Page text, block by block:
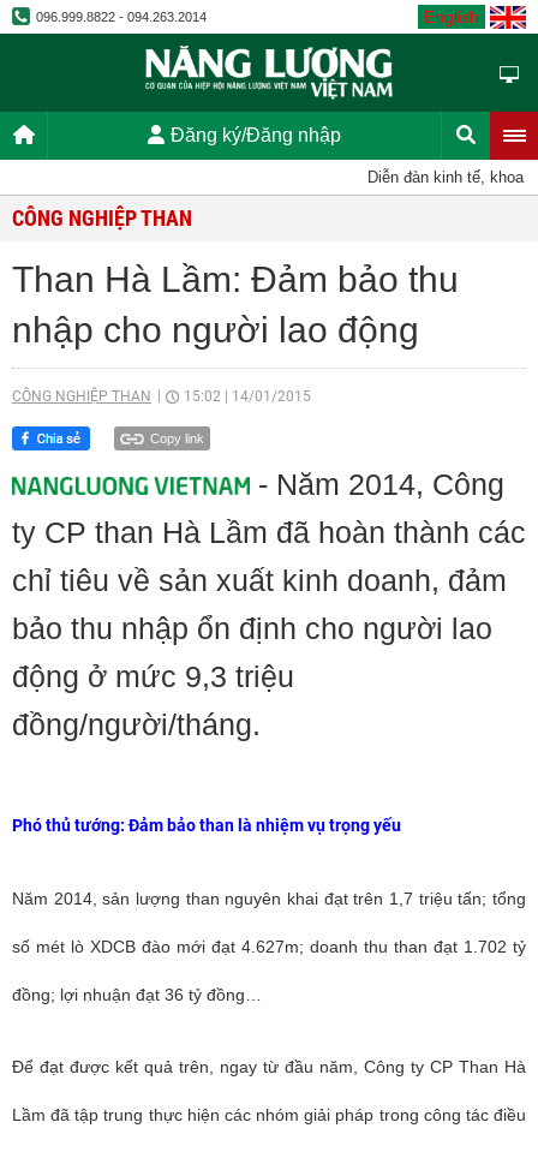
096.999.8822 - 094.263.2014 English
Đăng ký/Đăng nhập
Diễn đàn kinh tế, khoa
CÔNG NGHIỆP THAN
Than Hà Lầm: Đảm bảo thu
nhập cho người lao động
CÔNG NGHIỆP THAN 15:02 14/01/2015
Copy link
- Năm 2014, Công
ty CP than Hà Lầm đã hoàn thành các
chỉ tiêu về sản xuất kinh doanh, đảm
bảo thu nhập ổn định cho người lao
động ở mức 9,3 triệu
đồng/người/tháng.
Phó thủ tướng: Đảm bảo than là nhiệm vụ trọng yếu
Năm 2014, sản lượng than nguyên khai đạt trên 1,7 triệu tấn; tổng
số mét lò XDCB đào mới đạt 4.627m; doanh thu than đạt 1.702 tỷ
đồng; lợi nhuận đạt 36 tỷ đồng…
Để đạt được kết quả trên, ngay từ đầu năm, Công ty CP Than Hà
Lầm đã tập trung thực hiện các nhóm giải pháp trong công tác điều